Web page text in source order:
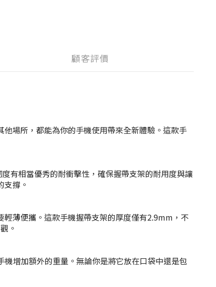
顧客評價
場所，都能為你的手機使用帶來全新體驗。這款手
有相當優秀的耐衝擊性，確保握帶支架的耐用度與讓
撐。
薄便攜。這款手機握帶支架的厚度僅有2.9mm，不
。
增加額外的重量。無論你是將它放在口袋中還是包